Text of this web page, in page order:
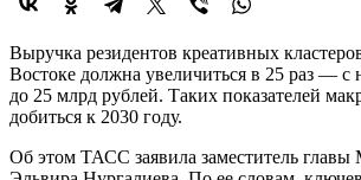
Выручка резидентов креативных
Востоке должна увеличиться в 25 раз —
до 25 млрд рублей. Таких показателей
добиться к 2030 году.
Об этом ТАСС заявила заместитель главы